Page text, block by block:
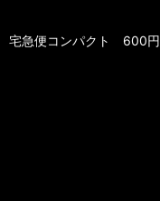
宅急便コンパクト 600円